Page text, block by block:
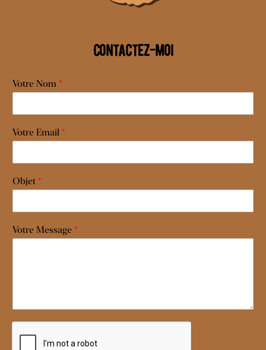
Contactez-moi
Votre Nom *
Votre Email *
Objet *
Votre Message *